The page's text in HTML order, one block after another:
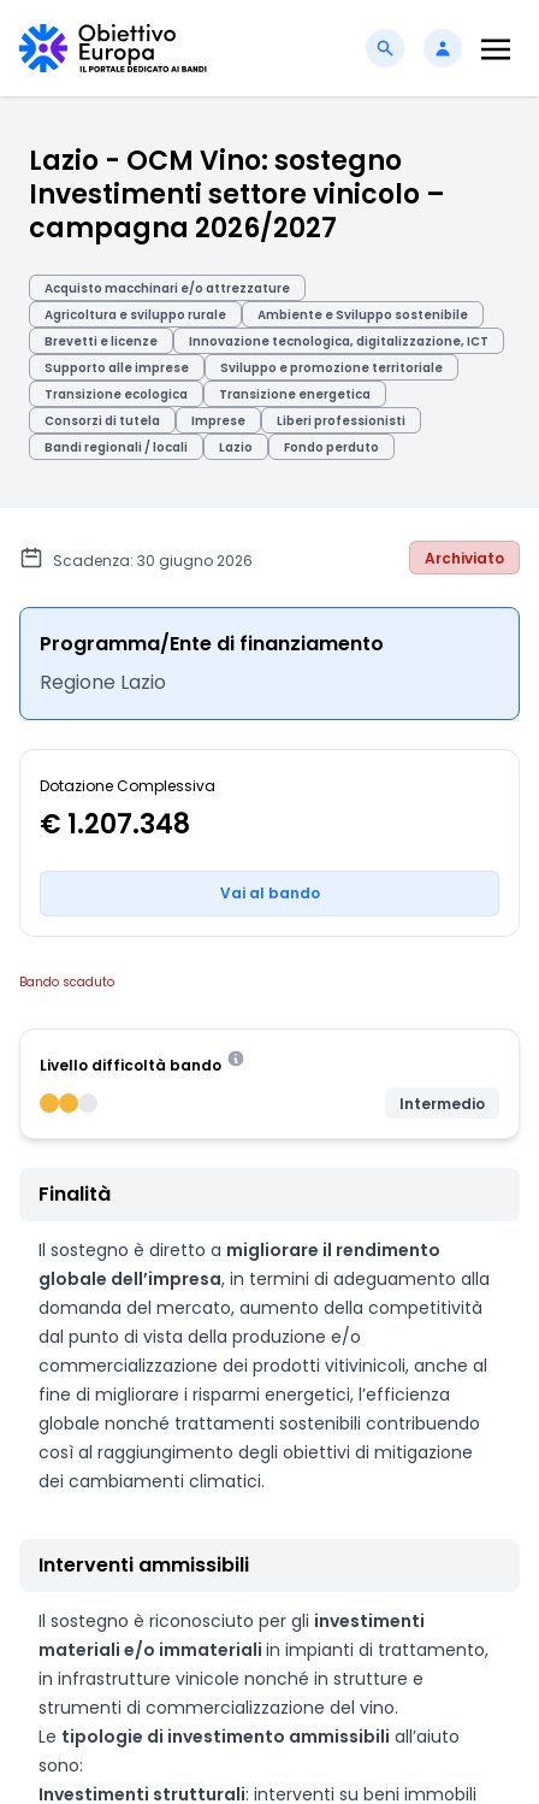
Lazio - OCM Vino: sostegno
Investimenti settore vinicolo –
campagna 2026/2027
Acquisto macchinari e/o attrezzature
Agricoltura e sviluppo rurale
Ambiente e Sviluppo sostenibile
Brevetti e licenze
Innovazione tecnologica, digitalizzazione, ICT
Supporto alle imprese
Sviluppo e promozione territoriale
Transizione ecologica
Transizione energetica
Consorzi di tutela
Imprese
Liberi professionisti
Bandi regionali / locali
Lazio Fondo perduto
Scadenza: 30 giugno 2026 Archiviato
Programma/Ente di finanziamento
Regione Lazio
Dotazione Complessiva
€ 1.207.348
Vai al bando
Bando scaduto
Livello difficoltà bando
Intermedio
Finalità
Il sostegno è diretto a migliorare il rendimento
globale dell’impresa, in termini di adeguamento alla
domanda del mercato, aumento della competitività
dal punto di vista della produzione e/o
commercializzazione dei prodotti vitivinicoli, anche al
fine di migliorare i risparmi energetici, l’efficienza
globale nonché trattamenti sostenibili contribuendo
così al raggiungimento degli obiettivi di mitigazione
dei cambiamenti climatici.
Interventi ammissibili
Il sostegno è riconosciuto per gli investimenti
materiali e/o immateriali in impianti di trattamento,
in infrastrutture vinicole nonché in strutture e
strumenti di commercializzazione del vino.
Le tipologie di investimento ammissibili all’aiuto
sono:
Investimenti strutturali: interventi su beni immobili